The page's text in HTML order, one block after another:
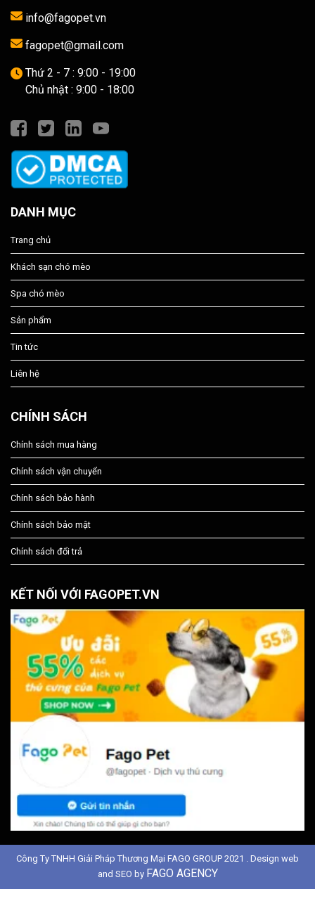
info@fagopet.vn
fagopet@gmail.com
Thứ 2 - 7 : 9:00 - 19:00
Chủ nhật : 9:00 - 18:00
DANH MỤC
Trang chủ
Khách sạn chó mèo
Spa chó mèo
Sản phẩm
Tin tức
Liên hệ
CHÍNH SÁCH
Chính sách mua hàng
Chính sách vận chuyển
Chính sách bảo hành
Chính sách bảo mật
Chính sách đổi trả
KẾT NỐI VỚI FAGOPET.VN
Công Ty TNHH Giải Pháp Thương Mại FAGO GROUP 2021 . Design web
and SEO by FAGO AGENCY